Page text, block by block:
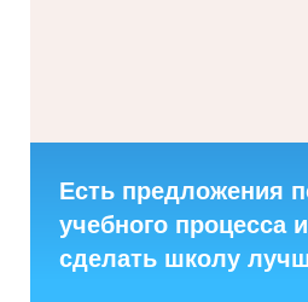
Есть предложения
учебного процесса
сделать школу